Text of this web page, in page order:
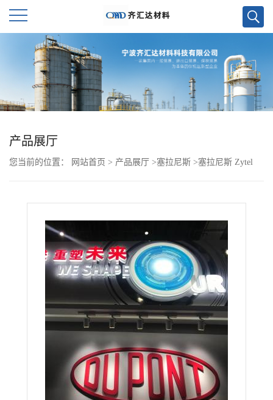
首
页
公
产品展厅
您当前的位置： 网站首页 > 产品展厅 >塞拉尼斯 >塞拉尼斯 Zytel